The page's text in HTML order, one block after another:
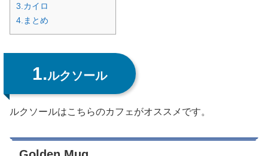
3.カイロ
4.まとめ
1.ルクソール
ルクソールはこちらのカフェがオススメです。